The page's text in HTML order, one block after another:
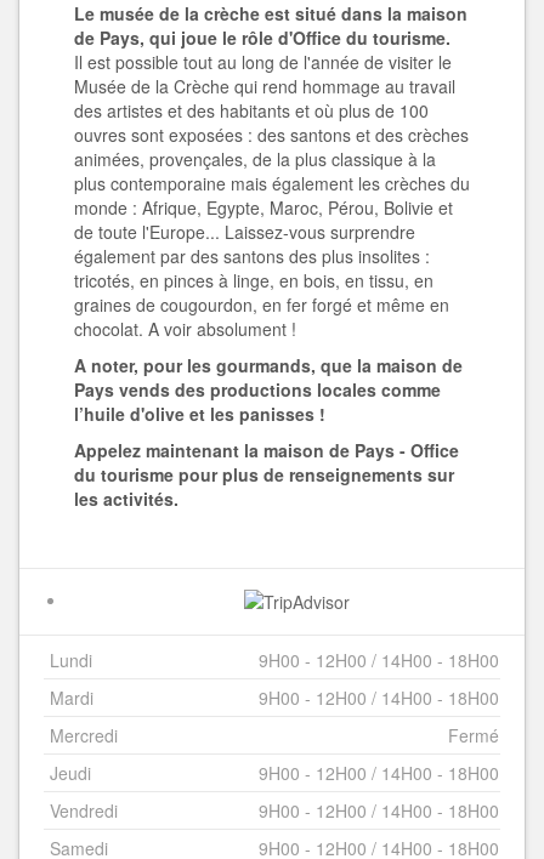
Le musée de la crèche est situé dans la maison
de Pays, qui joue le rôle d'Office du tourisme.
Il est possible tout au long de l'année de visiter le
Musée de la Crèche qui rend hommage au travail
des artistes et des habitants et où plus de 100
ouvres sont exposées : des santons et des crèches
animées, provençales, de la plus classique à la
plus contemporaine mais également les crèches du
monde : Afrique, Egypte, Maroc, Pérou, Bolivie et
de toute l'Europe... Laissez-vous surprendre
également par des santons des plus insolites :
tricotés, en pinces à linge, en bois, en tissu, en
graines de cougourdon, en fer forgé et même en
chocolat. A voir absolument !
A noter, pour les gourmands, que la maison de
Pays vends des productions locales comme
l’huile d'olive et les panisses !
Appelez maintenant la maison de Pays - Office
du tourisme pour plus de renseignements sur
les activités.
Lundi
9H00 - 12H00 / 14H00 - 18H00
Mardi
9H00 - 12H00 / 14H00 - 18H00
Mercredi
Fermé
Jeudi
9H00 - 12H00 / 14H00 - 18H00
Vendredi
9H00 - 12H00 / 14H00 - 18H00
Samedi
9H00 - 12H00 / 14H00 - 18H00